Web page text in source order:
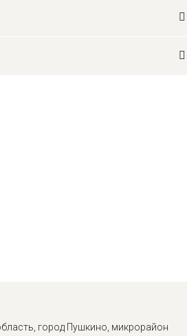
город Пушкино, микрорайон